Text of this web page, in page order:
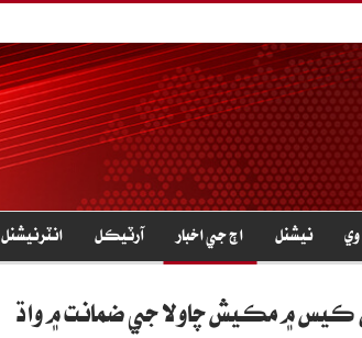
وي نيشنل اڄ جي اخبار آرٽيڪل انٽرنيشنل
ڪيس ۾ مڪيش چاولا جي ضمانت ۾ واڌ